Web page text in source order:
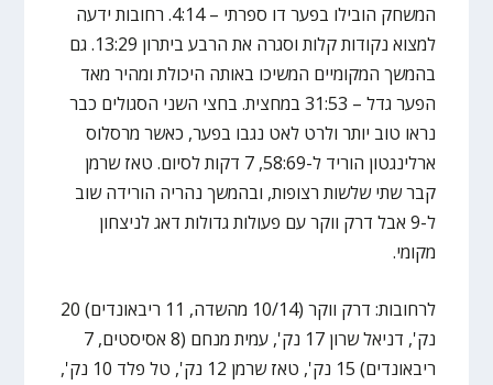
המשחק הובילו בפער דו ספרתי – 4:14. רחובות ידעה
למצוא נקודות קלות וסגרה את הרבע ביתרון 13:29. גם
בהמשך המקומיים המשיכו באותה היכולת ומהיר מאד
הפער גדל – 31:53 במחצית. בחצי השני הסגולים כבר
נראו טוב יותר ולרט לאט נגבו בפער, כאשר מרסלוס
ארלינגטון הוריד ל-58:69, 7 דקות לסיום. טאז שרמן
קבר שתי שלשות רצופות, ובהמשך נהריה הורידה שוב
ל-9 אבל דרק ווקר עם פעולות גדולות דאג לניצחון
מקומי.
לרחובות: דרק ווקר (10/14 מהשדה, 11 ריבאונדים) 20
נק', דניאל שרון 17 נק', עמית מנחם (8 אסיסטים, 7
ריבאונדים) 15 נק', טאז שרמן 12 נק', טל פלד 10 נק',